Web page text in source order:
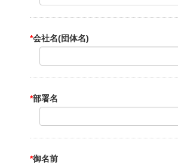
*会社名(団体名)
*部署名
*御名前